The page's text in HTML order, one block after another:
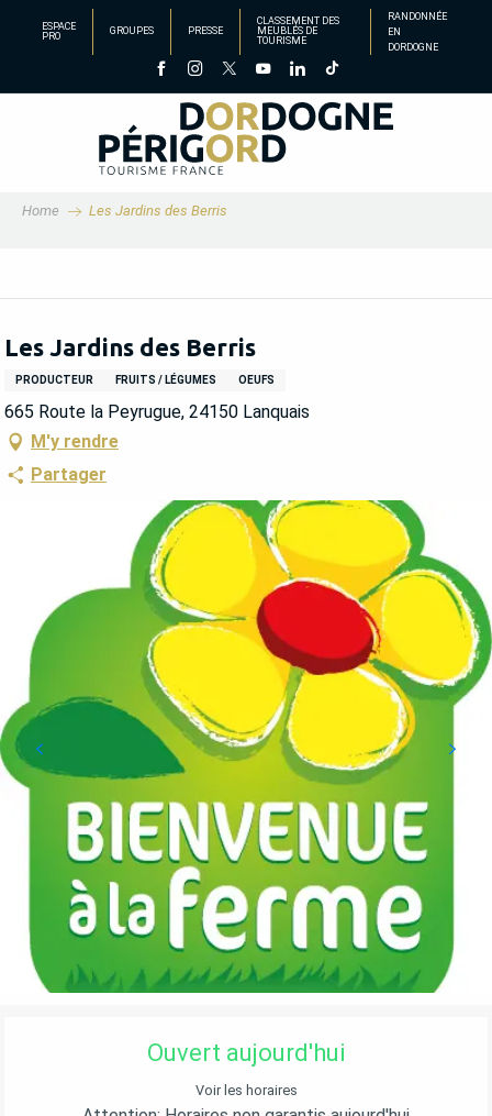
principal
ESPACE
PRO
GROUPES PRESSE
CLASSEMENT DES
MEUBLÉS DE
TOURISME
RANDONNÉE
EN
DORDOGNE
Home Les Jardins des Berris
Les Jardins des Berris
PRODUCTEUR FRUITS / LÉGUMES OEUFS
665 Route la Peyrugue, 24150 Lanquais
M'y rendre
Partager
OUVERTURE ET COORDONNÉES
Ouvert aujourd'hui
Voir les horaires